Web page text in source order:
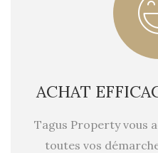
ACHAT
Tagus Property vous
toutes vos